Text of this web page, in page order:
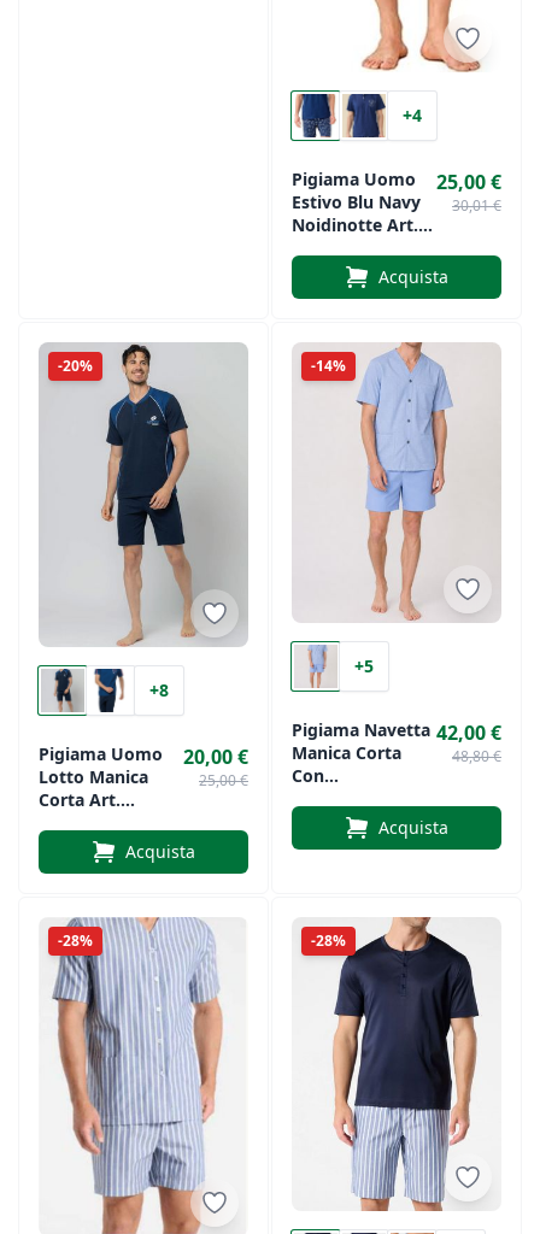
+4
Pigiama Uomo
Estivo Blu Navy
Noidinotte Art.
25,00 €
30,01 €
Acquista
-20%
+8
Pigiama Uomo
Lotto Manica
Corta Art.
20,00 €
25,00 €
Acquista
-14%
+5
Pigiama Navetta
Manica Corta
Con
42,00 €
48,80 €
Acquista
-28% -28%